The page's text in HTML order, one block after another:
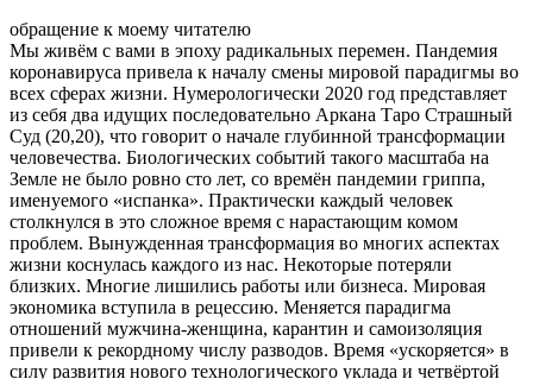
обращение к моему читателю
Мы живём с вами в эпоху радикальных перемен. Пандемия
коронавируса привела к началу смены мировой парадигмы во
всех сферах жизни. Нумерологически 2020 год представляет
из себя два идущих последовательно Аркана Таро Страшный
Суд (20,20), что говорит о начале глубинной трансформации
человечества. Биологических событий такого масштаба на
Земле не было ровно сто лет, со времён пандемии гриппа,
именуемого «испанка». Практически каждый человек
столкнулся в это сложное время с нарастающим комом
проблем. Вынужденная трансформация во многих аспектах
жизни коснулась каждого из нас. Некоторые потеряли
близких. Многие лишились работы или бизнеса. Мировая
экономика вступила в рецессию. Меняется парадигма
отношений мужчина-женщина, карантин и самоизоляция
привели к рекордному числу разводов. Время «ускоряется» в
силу развития нового технологического уклада и четвёртой